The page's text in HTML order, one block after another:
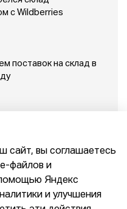
с Wildberries
поставок на склад в
сооснователя
сайт, вы соглашаетесь
файлов и
Яндекс
и улучшения